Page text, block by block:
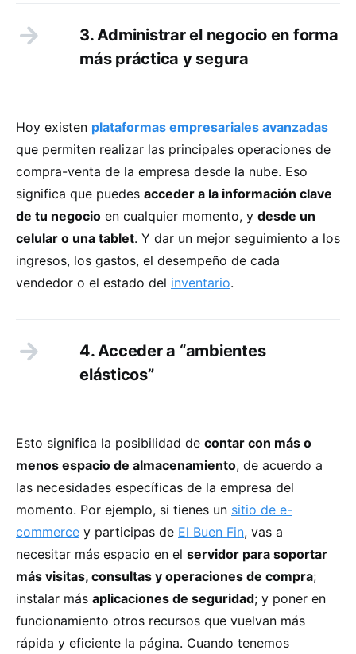
3. Administrar el negocio en forma
más práctica y segura
Hoy existen plataformas empresariales avanzadas
que permiten realizar las principales operaciones de
compra-venta de la empresa desde la nube. Eso
significa que puedes acceder a la información clave
de tu negocio en cualquier momento, y desde un
celular o una tablet. Y dar un mejor seguimiento a los
ingresos, los gastos, el desempeño de cada
vendedor o el estado del inventario.
4. Acceder a “ambientes
elásticos”
Esto significa la posibilidad de contar con más o
menos espacio de almacenamiento, de acuerdo a
las necesidades específicas de la empresa del
momento. Por ejemplo, si tienes un sitio de e-
commerce y participas de El Buen Fin, vas a
necesitar más espacio en el servidor para soportar
más visitas, consultas y operaciones de compra;
instalar más aplicaciones de seguridad; y poner en
funcionamiento otros recursos que vuelvan más
rápida y eficiente la página. Cuando tenemos